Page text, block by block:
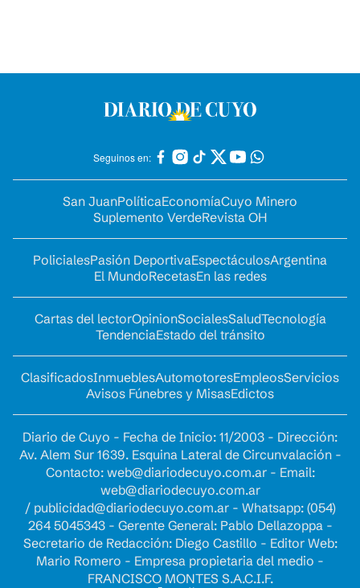
Seguinos en:
San JuanPolíticaEconomíaCuyo Minero
Suplemento VerdeRevista OH
PolicialesPasión DeportivaEspectáculosArgentina
El MundoRecetasEn las redes
Cartas del lectorOpinionSocialesSaludTecnología
TendenciaEstado del tránsito
ClasificadosInmueblesAutomotoresEmpleosServicios
Avisos Fúnebres y MisasEdictos
Diario de Cuyo - Fecha de Inicio: 11/2003 - Dirección:
Av. Alem Sur 1639. Esquina Lateral de Circunvalación -
Contacto: web@diariodecuyo.com.ar- Email:
web@diariodecuyo.com.ar
/ publicidad@diariodecuyo.com.ar- Whatsapp: (054)
264 5045343 - Gerente General: Pablo Dellazoppa -
Secretario de Redacción: Diego Castillo - Editor Web:
Mario Romero - Empresa propietaria del medio -
FRANCISCO MONTES S.A.C.I.F.